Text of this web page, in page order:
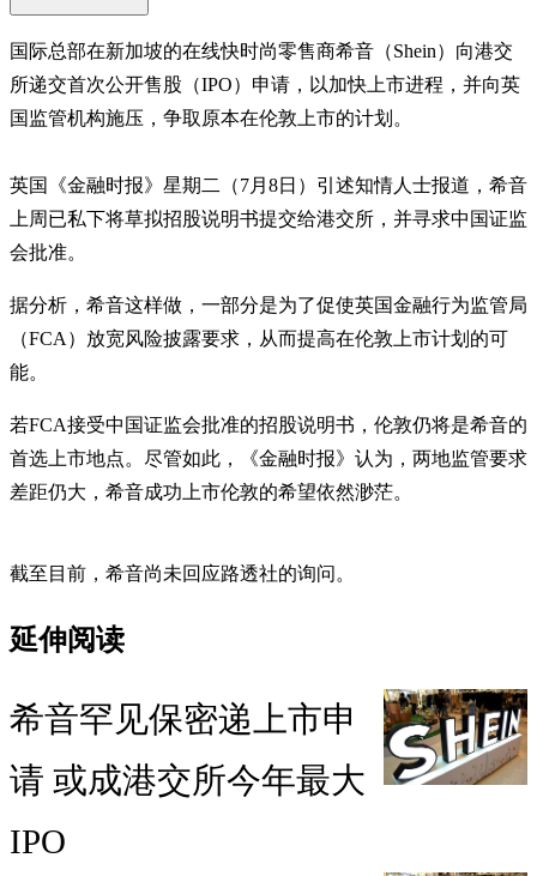
国际总部在新加坡的在线快时尚零售商希音（Shein）向港交
所递交首次公开售股（IPO）申请，以加快上市进程，并向英
国监管机构施压，争取原本在伦敦上市的计划。
英国《金融时报》星期二（7月8日）引述知情人士报道，希音
上周已私下将草拟招股说明书提交给港交所，并寻求中国证监
会批准。
据分析，希音这样做，一部分是为了促使英国金融行为监管局
（FCA）放宽风险披露要求，从而提高在伦敦上市计划的可
能。
若FCA接受中国证监会批准的招股说明书，伦敦仍将是希音的
首选上市地点。尽管如此，《金融时报》认为，两地监管要求
差距仍大，希音成功上市伦敦的希望依然渺茫。
截至目前，希音尚未回应路透社的询问。
延伸阅读
希音罕见保密递上市申
请 或成港交所今年最大
IPO